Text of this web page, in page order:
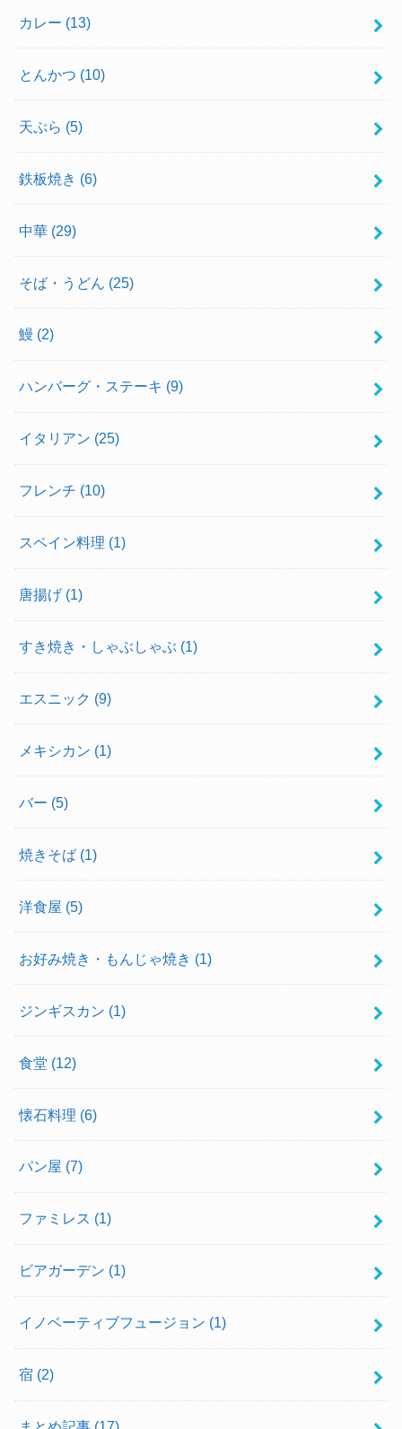
カレー (13)
とんかつ (10)
天ぷら (5)
鉄板焼き (6)
中華 (29)
そば・うどん (25)
鰻 (2)
ハンバーグ・ステーキ (9)
イタリアン (25)
フレンチ (10)
スペイン料理 (1)
唐揚げ (1)
すき焼き・しゃぶしゃぶ (1)
エスニック (9)
メキシカン (1)
バー (5)
焼きそば (1)
洋食屋 (5)
お好み焼き・もんじゃ焼き (1)
ジンギスカン (1)
食堂 (12)
懐石料理 (6)
パン屋 (7)
ファミレス (1)
ビアガーデン (1)
イノベーティブフュージョン (1)
宿 (2)